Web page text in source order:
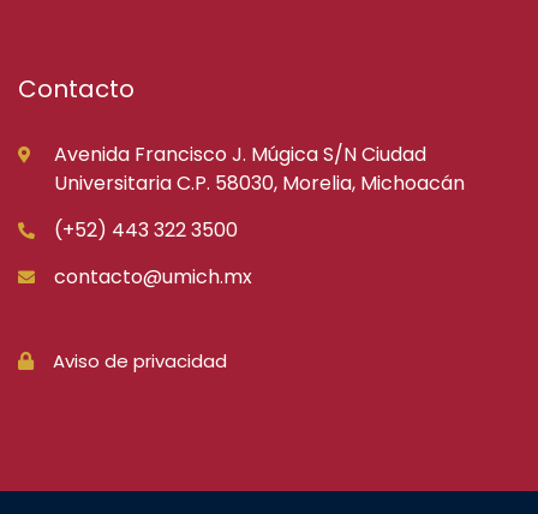
Contacto
Avenida Francisco J. Múgica S/N Ciudad
Universitaria C.P. 58030, Morelia, Michoacán
(+52) 443 322 3500
contacto@umich.mx
Aviso de privacidad